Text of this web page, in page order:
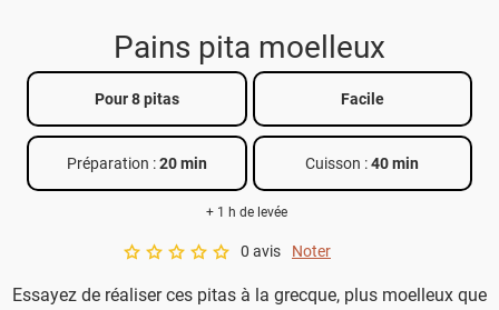
Menu de la semaine
Actus
Téléchargez l'app Saveurs Recettes
Index des recettes
Pains pita moelleux
Pour 8 pitas Facile
Préparation :20 min Cuisson :40 min
+ 1 h de levée
A star rating of 0 out of 5.
0 avis Noter
Essayez de réaliser ces pitas à la grecque, plus moelleux que